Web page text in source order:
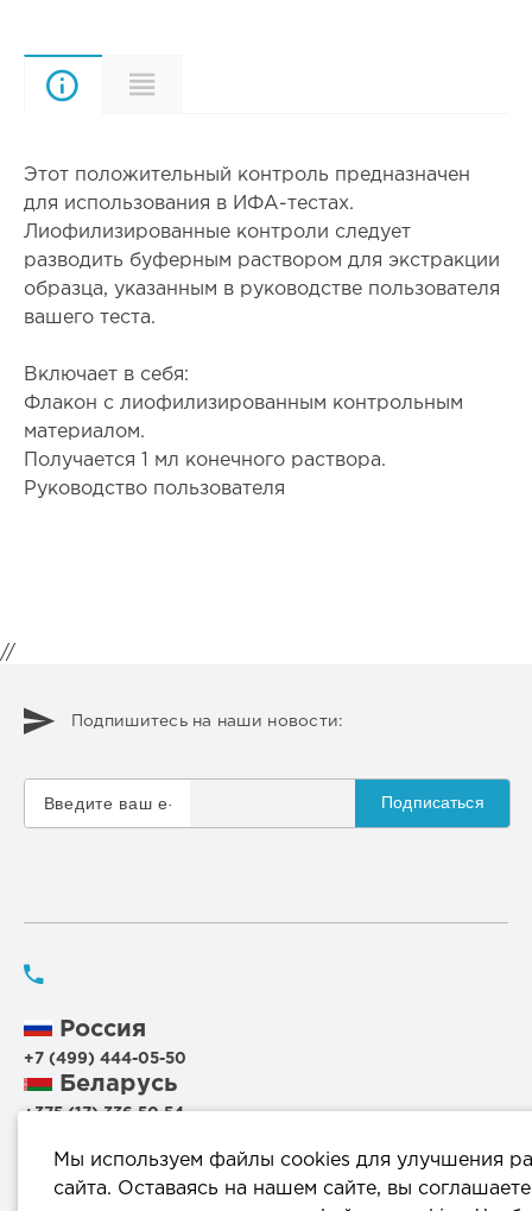
Описание
Этот положительный контроль предназначен
для использования в ИФА-тестах.
Лиофилизированные контроли следует
разводить буферным раствором для экстракции
образца, указанным в руководстве пользователя
вашего теста.
Включает в себя:
Флакон с лиофилизированным контрольным
материалом.
Получается 1 мл конечного раствора.
Руководство пользователя
//
Подпишитесь на наши новости:
Подписаться
Россия
+7 (499) 444-05-50
Беларусь
+375 (17) 336 50 54
+375 (44) 711 95 56
Мы используем файлы cookies для улучшения
сайта. Оставаясь на нашем сайте, вы